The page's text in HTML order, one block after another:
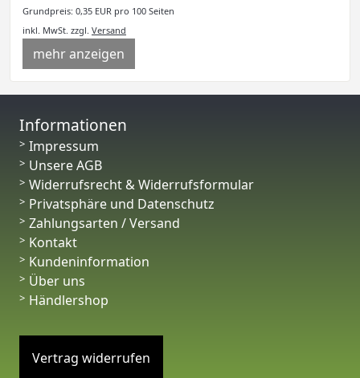
Grundpreis: 0,35 EUR pro 100 Seiten
inkl. MwSt. zzgl. Versand
mehr anzeigen
Informationen
Impressum
Unsere AGB
Widerrufsrecht & Widerrufsformular
Privatsphäre und Datenschutz
Zahlungsarten / Versand
Kontakt
Kundeninformation
Über uns
Händlershop
Vertrag widerrufen